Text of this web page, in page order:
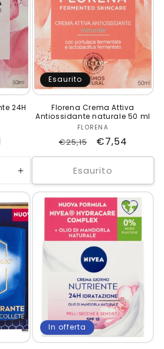
24H
Aumenta
quantità
per
Default
Title
Esaurito
Florena Crema Attiva
Antiossidante naturale 50 ml
Produttore:
FLORENA
Prezzo
di
listino
€25,15
Prezzo
scontato
€7,54
Esaurito
In offerta